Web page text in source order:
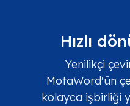
Hızlı
Yenilikçi
MotaWord'ün
kolayca işbirliği